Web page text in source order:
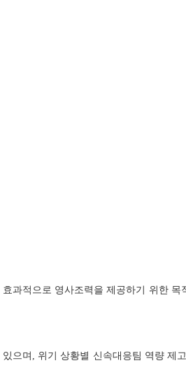
적으로 영사조력을 제공하기 위한
으며, 위기 상황별 신속대응팀 역량 제